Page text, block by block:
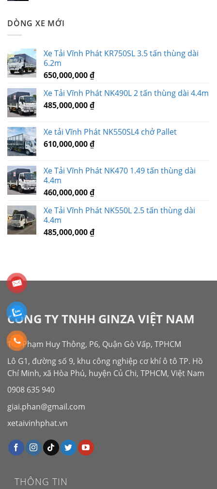
DÒNG XE MỚI
Xe Tải Vĩnh Phát KR750SL 3.5 tấn thùng dài
6.2m
650,000,000₫
Xe Tải Vĩnh Phát NK490L 2 tấn thùng dài 4.4m
485,000,000₫
Xe tải Vĩnh Phát NK550SL4 chở Pallet
610,000,000₫
Xe Tải Vĩnh Phát NK470 1.49 tấn thùng dài
4.4m
460,000,000₫
Xe Tải Vĩnh Phát NK550L 2.5 tấn thùng dài
4.4m
485,000,000₫
CÔNG TY TNHH GINZA VIỆT NAM
143 Phạm Huy Thông, P6, Quận Gò Vấp, TPHCM
Lô G1, đường số 9, khu công nghiệp cơ khí ô tô TP. Hồ
Chí Minh, xã Hòa Phú, huyện Củ Chi, TPHCM, Việt Nam
0908 635 940
giai.phan@gmail.com
xetaivinhphat.vn
THÔNG TIN